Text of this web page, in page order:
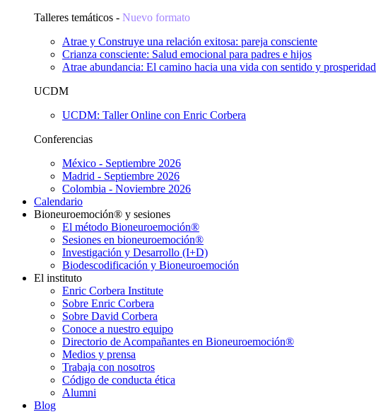
Talleres temáticos - Nuevo formato
Atrae y Construye una relación exitosa: pareja consciente
Crianza consciente: Salud emocional para padres e hijos
Atrae abundancia: El camino hacia una vida con sentido y prosperidad
UCDM
UCDM: Taller Online con Enric Corbera
Conferencias
México - Septiembre 2026
Madrid - Septiembre 2026
Colombia - Noviembre 2026
Calendario
Bioneuroemoción® y sesiones
El método Bioneuroemoción®
Sesiones en bioneuroemoción®
Investigación y Desarrollo (I+D)
Biodescodificación y Bioneuroemoción
El instituto
Enric Corbera Institute
Sobre Enric Corbera
Sobre David Corbera
Conoce a nuestro equipo
Directorio de Acompañantes en Bioneuroemoción®
Medios y prensa
Trabaja con nosotros
Código de conducta ética
Alumni
Blog